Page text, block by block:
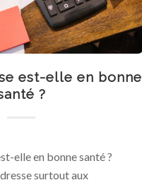
est-elle en bonne
?
elle en bonne santé ?
surtout aux